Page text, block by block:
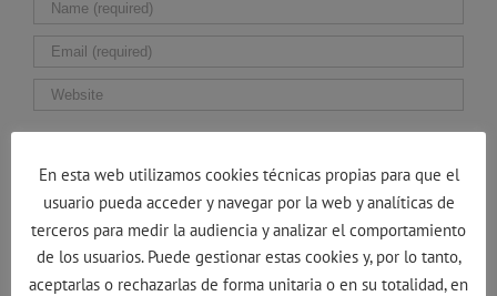
este navegador para la próxima vez que comente.
En esta web utilizamos cookies técnicas propias para que el
usuario pueda acceder y navegar por la web y analíticas de
terceros para medir la audiencia y analizar el comportamiento
de los usuarios. Puede gestionar estas cookies y, por lo tanto,
aceptarlas o rechazarlas de forma unitaria o en su totalidad, en